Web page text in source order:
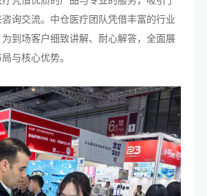
询交流。中仓医疗团队凭借丰富的行业
到场客户细致讲解、耐心解答，全面展
与核心优势。